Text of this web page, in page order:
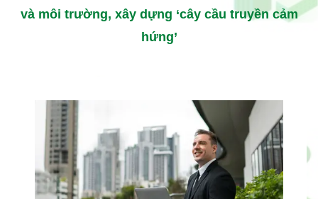
và môi trường, xây dựng ‘cây cầu truyền cảm
hứng’